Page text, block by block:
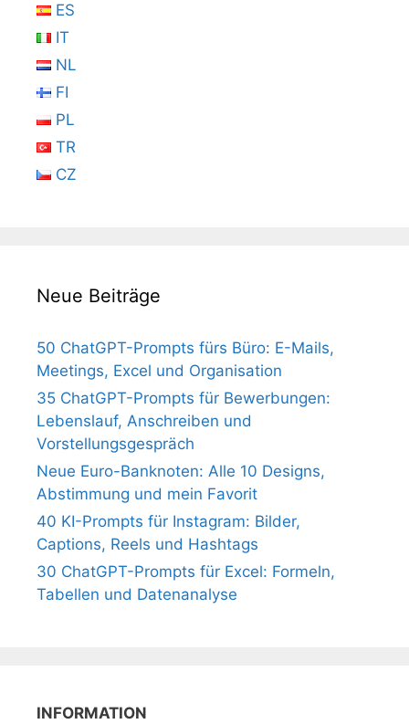
ES
IT
NL
FI
PL
TR
CZ
Neue Beiträge
50 ChatGPT-Prompts fürs Büro: E-Mails,
Meetings, Excel und Organisation
35 ChatGPT-Prompts für Bewerbungen:
Lebenslauf, Anschreiben und
Vorstellungsgespräch
Neue Euro-Banknoten: Alle 10 Designs,
Abstimmung und mein Favorit
40 KI-Prompts für Instagram: Bilder,
Captions, Reels und Hashtags
30 ChatGPT-Prompts für Excel: Formeln,
Tabellen und Datenanalyse
INFORMATION